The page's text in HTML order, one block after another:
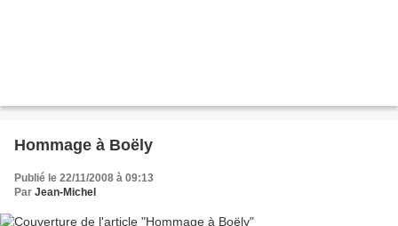
Hommage à Boëly
Publié le 22/11/2008 à 09:13
Par Jean-Michel